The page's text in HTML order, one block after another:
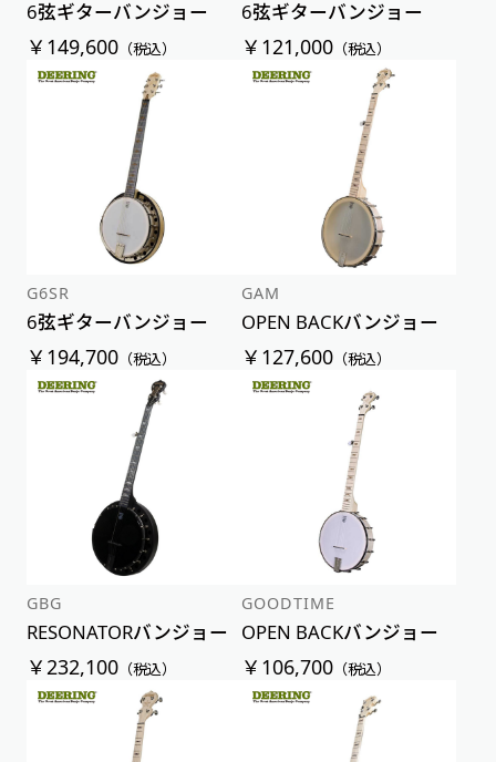
6弦ギターバンジョー
￥149,600（税込）
6弦ギターバンジョー
￥121,000 （税込）
G6SR
6弦ギターバンジョー
￥194,700（税込）
GAM
OPEN BACKバンジョー
￥127,600 （税込）
GBG
RESONATORバンジョー
￥232,100（税込）
GOODTIME
OPEN BACKバンジョー
￥106,700 （税込）